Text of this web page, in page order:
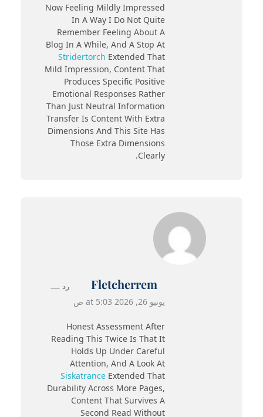
Now Feeling Mildly Impressed
In A Way I Do Not Quite
Remember Feeling About A
Blog In A While, And A Stop At
Stridertorch Extended That
Mild Impression, Content That
Produces Specific Positive
Emotional Responses Rather
Than Just Neutral Information
Transfer Is Content With Extra
Dimensions And This Site Has
Those Extra Dimensions
Clearly.
Fletcherrem
يونيو 26, 2026 at 5:03 ص
Honest Assessment After
Reading This Twice Is That It
Holds Up Under Careful
Attention, And A Look At
Siskatrance Extended That
Durability Across More Pages,
Content That Survives A
Second Read Without
رد